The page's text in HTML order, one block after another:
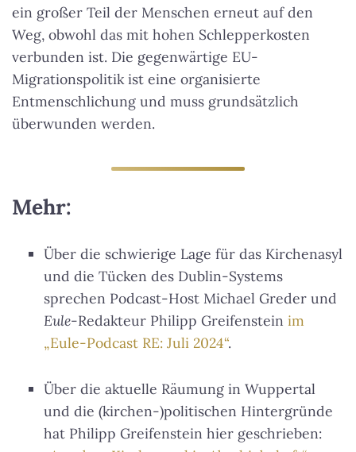
ein großer Teil der Menschen erneut auf den
Weg, obwohl das mit hohen Schlepperkosten
verbunden ist. Die gegenwärtige EU-
Migrationspolitik ist eine organisierte
Entmenschlichung und muss grundsätzlich
überwunden werden.
Mehr:
Über die schwierige Lage für das Kirchenasyl
und die Tücken des Dublin-Systems
sprechen Podcast-Host Michael Greder und
Eule-Redakteur Philipp Greifenstein im
„Eule-Podcast RE: Juli 2024“.
Über die aktuelle Räumung in Wuppertal
und die (kirchen-)politischen Hintergründe
hat Philipp Greifenstein hier geschrieben: